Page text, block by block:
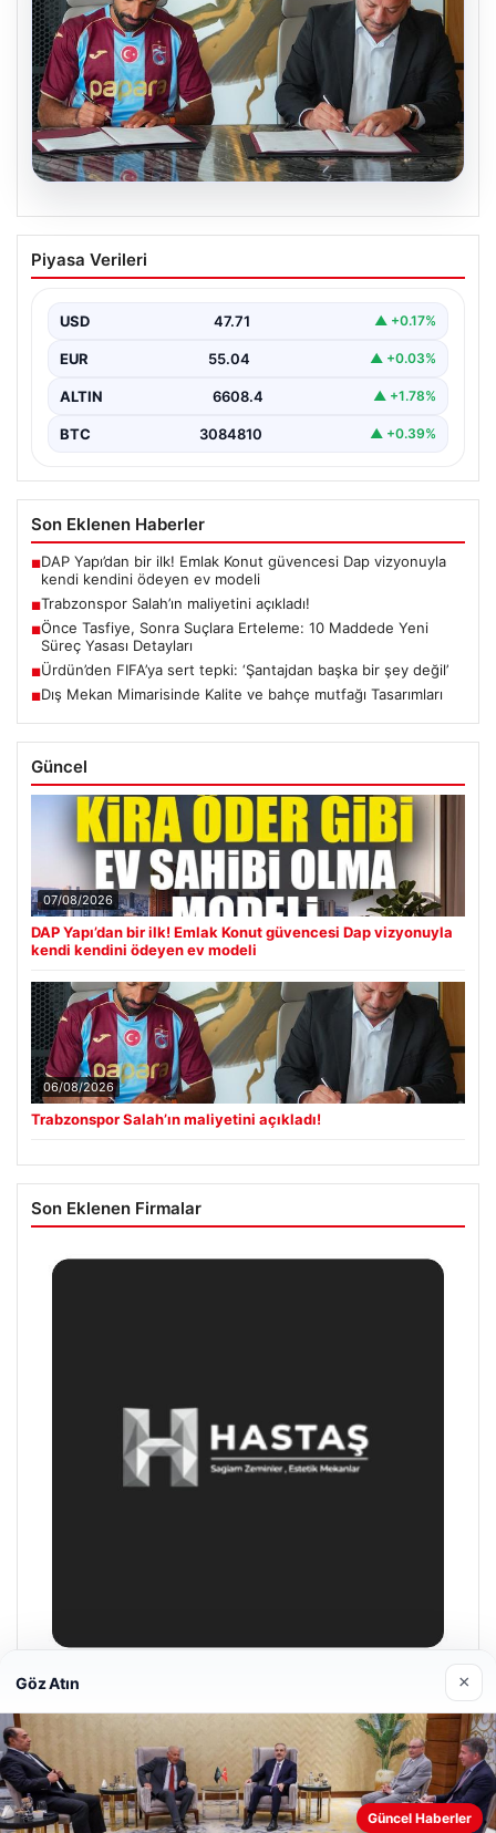
Trabzonspor Salah’ın maliyetini
açıkladı!
Piyasa Verileri
USD 47.71 ▲ +0.17%
EUR 55.04 ▲ +0.03%
ALTIN 6608.4 ▲ +1.78%
BTC 3084810 ▲ +0.39%
Son Eklenen Haberler
■DAP Yapı’dan bir ilk! Emlak Konut güvencesi Dap vizyonuyla
kendi kendini ödeyen ev modeli
■Trabzonspor Salah’ın maliyetini açıkladı!
■Önce Tasfiye, Sonra Suçlara Erteleme: 10 Maddede Yeni
Süreç Yasası Detayları
■Ürdün’den FIFA’ya sert tepki: ‘Şantajdan başka bir şey değil’
■Dış Mekan Mimarisinde Kalite ve bahçe mutfağı Tasarımları
Güncel
07/08/2026
DAP Yapı’dan bir ilk! Emlak Konut güvencesi Dap vizyonuyla
kendi kendini ödeyen ev modeli
06/08/2026
Trabzonspor Salah’ın maliyetini açıkladı!
Son Eklenen Firmalar
Enes Kaplan Avukatlık Bürosu
Göz Atın ×
Güncel Haberler